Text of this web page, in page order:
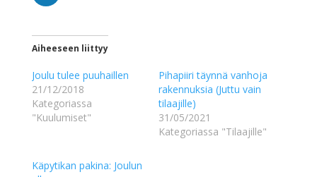
Aiheeseen liittyy
Joulu tulee puuhaillen
21/12/2018
Kategoriassa
"Kuulumiset"
Pihapiiri täynnä vanhoja
rakennuksia (Juttu vain
tilaajille)
31/05/2021
Kategoriassa "Tilaajille"
Käpytikan pakina: Joulun